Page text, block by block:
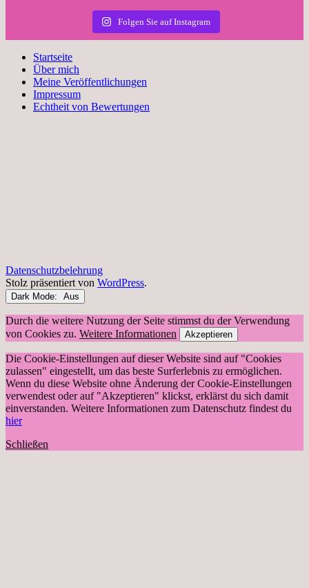
Folgen Sie auf Instagram
Startseite
Über mich
Meine Veröffentlichungen
Impressum
Echtheit von Bewertungen
Datenschutzbelehrung
Stolz präsentiert von WordPress.
Dark Mode:
Durch die weitere Nutzung der Seite stimmst du der Verwendung
von Cookies zu. Weitere Informationen Akzeptieren
Die Cookie-Einstellungen auf dieser Website sind auf "Cookies
zulassen" eingestellt, um das beste Surferlebnis zu ermöglichen.
Wenn du diese Website ohne Änderung der Cookie-Einstellungen
verwendest oder auf "Akzeptieren" klickst, erklärst du sich damit
einverstanden. Weitere Informationen zum Datenschutz findest du
hier
Schließen